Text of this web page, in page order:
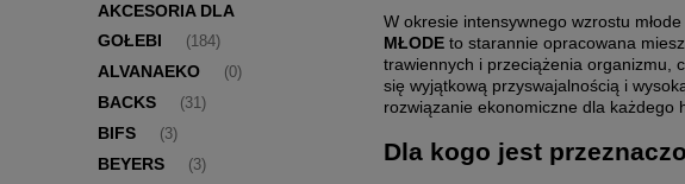
AKCESORIA DLA
GOŁEBI
(184)
ALVANAEKO (0)
BACKS (31)
BIFS (3)
BEYERS (3)
W okresie intensywnego wzrostu
MŁODE to starannie opracowana
trawiennych i przeciążenia organizmu,
się wyjątkową przyswajalnością i
rozwiązanie ekonomiczne dla każdego
Dla kogo jest